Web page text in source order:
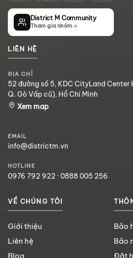
District M Community
Tham gia nhóm
LIÊN HỆ
ĐỊA CHỈ
52 đường số 5, KDC CityLand Center
Q. Gò Vấp cũ), Hồ Chí Minh
Xem map
EMAIL
info@districtm.vn
HOTLINE
0976 792 922 · 0888 005 256
VỀ CHÚNG TÔI
Giới thiệu
Liên hệ
Blog
Bảo
Bảo
Đặt